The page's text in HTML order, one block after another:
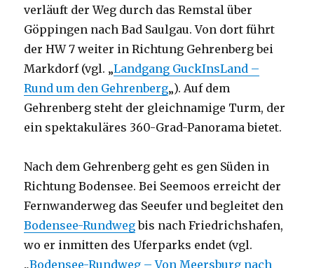
verläuft der Weg durch das Remstal über
Göppingen nach Bad Saulgau. Von dort führt
der HW 7 weiter in Richtung Gehrenberg bei
Markdorf (vgl. „Landgang GuckInsLand –
Rund um den Gehrenberg„). Auf dem
Gehrenberg steht der gleichnamige Turm, der
ein spektakuläres 360-Grad-Panorama bietet.
Nach dem Gehrenberg geht es gen Süden in
Richtung Bodensee. Bei Seemoos erreicht der
Fernwanderweg das Seeufer und begleitet den
Bodensee-Rundwegbis nach Friedrichshafen,
wo er inmitten des Uferparks endet (vgl.
„Bodensee-Rundweg – Von Meersburg nach